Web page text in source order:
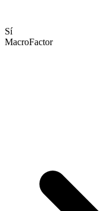
Sí
MacroFactor